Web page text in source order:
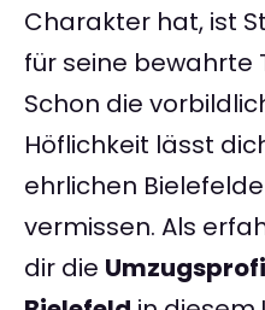
Charakter hat, ist
für seine bewahrte
Schon die
Höflichkeit lässt
ehrlichen
vermissen. Als
dir die